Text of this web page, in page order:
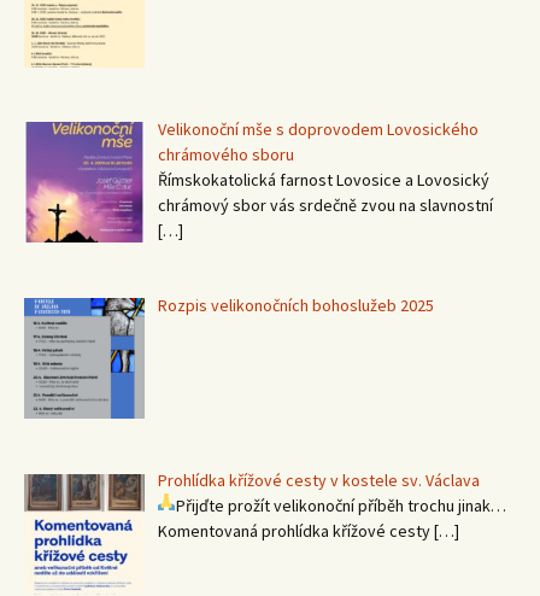
Velikonoční mše s doprovodem Lovosického
chrámového sboru
Římskokatolická farnost Lovosice a Lovosický
chrámový sbor vás srdečně zvou na slavnostní
[…]
Rozpis velikonočních bohoslužeb 2025
Prohlídka křížové cesty v kostele sv. Václava
Přijďte prožít velikonoční příběh trochu jinak…
Komentovaná prohlídka křížové cesty[…]